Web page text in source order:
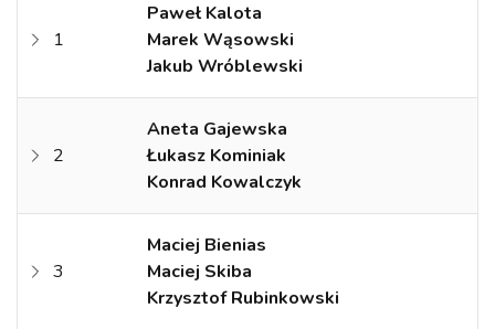
1
Paweł Kalota
Marek Wąsowski
Jakub Wróblewski
2
Aneta Gajewska
Łukasz Kominiak
Konrad Kowalczyk
3
Maciej Bienias
Maciej Skiba
Krzysztof Rubinkowski